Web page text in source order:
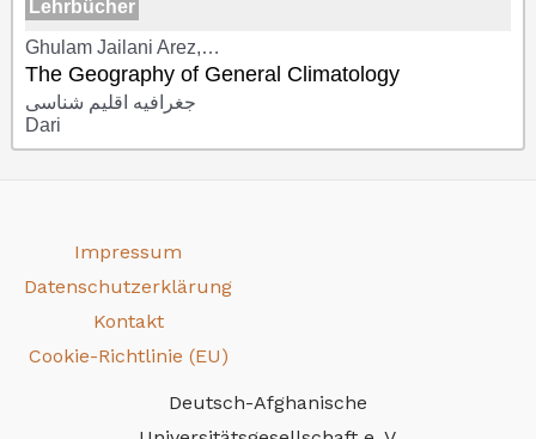
Lehrbücher
Ghulam Jailani Arez,…
The Geography of General Climatology
جغرافیه اقلیم شناسی
Dari
Impressum
Datenschutzerklärung
Kontakt
Cookie-Richtlinie (EU)
Deutsch-Afghanische